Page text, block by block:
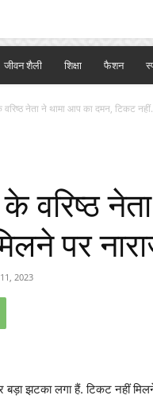
जीवन शैली शिक्षा फैशन
वरिष्ठ नेता ने थामा आप का दमन, टिकट
वरिष्ठ
पर
2023
बड़ा झटका लगा हैं. टिकट नहीं